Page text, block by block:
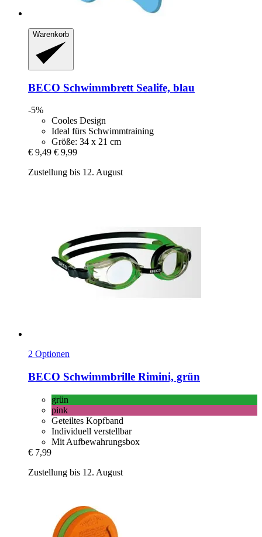
Warenkorb
BECO Schwimmbrett Sealife, blau
-5%
Cooles Design
Ideal fürs Schwimmtraining
Größe: 34 x 21 cm
€ 9,49 € 9,99
Zustellung bis 12. August
2 Optionen
BECO Schwimmbrille Rimini, grün
grün
pink
Geteiltes Kopfband
Individuell verstellbar
Mit Aufbewahrungsbox
€ 7,99
Zustellung bis 12. August